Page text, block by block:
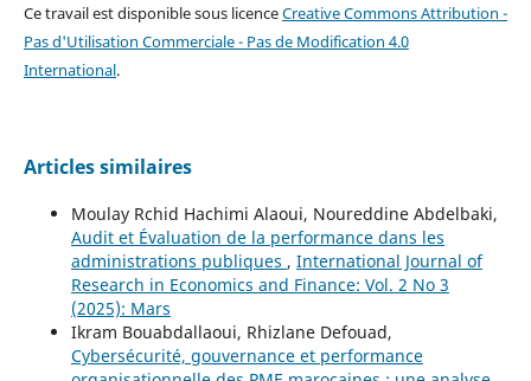
Ce travail est disponible sous licenceCreative Commons Attribution -
Pas d'Utilisation Commerciale - Pas de Modification 4.0
International.
Articles similaires
Moulay Rchid Hachimi Alaoui, Noureddine Abdelbaki,
Audit et Évaluation de la performance dans les
administrations publiques , International Journal of
Research in Economics and Finance: Vol. 2 No 3
(2025): Mars
Ikram Bouabdallaoui, Rhizlane Defouad,
Cybersécurité, gouvernance et performance